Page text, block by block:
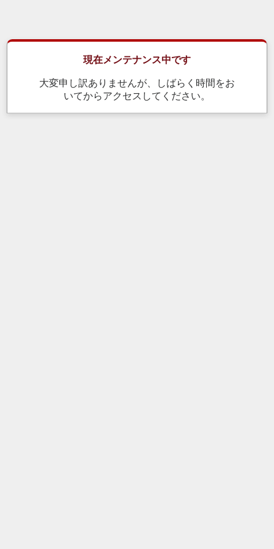
現在メンテナンス中です
大変申し訳ありませんが、しばらく時間をお
いてからアクセスしてください。